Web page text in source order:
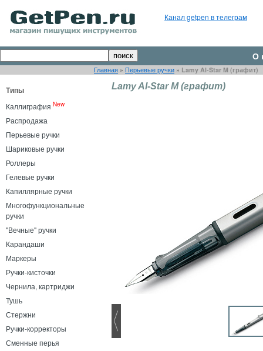
Канал getpen в телеграм
О
Главная » Перьевые ручки » Lamy Al-Star M (графит)
Типы
Каллиграфия New
Распродажа
Перьевые ручки
Шариковые ручки
Роллеры
Гелевые ручки
Капиллярные ручки
Многофункциональные
ручки
"Вечные" ручки
Карандаши
Маркеры
Ручки-кисточки
Чернила, картриджи
Тушь
Стержни
Ручки-корректоры
Сменные перья
Lamy Al-Star M (графит)